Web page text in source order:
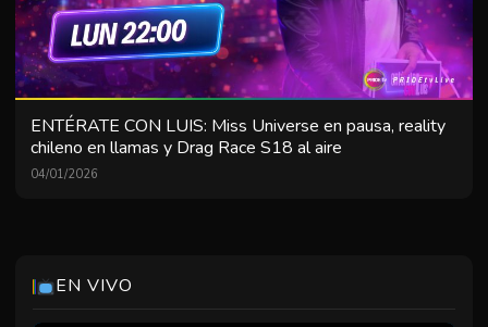
ENTÉRATE CON LUIS: Miss Universe en pausa, reality
chileno en llamas y Drag Race S18 al aire
04/01/2026
EN VIVO
00:00 Heathers Sub Esp Latam